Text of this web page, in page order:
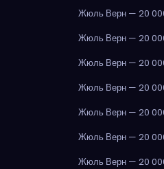
Жюль Верн — 20
Жюль Верн — 20
Жюль Верн — 20
Жюль Верн — 20
Жюль Верн — 20
Жюль Верн — 20
Жюль Верн — 20